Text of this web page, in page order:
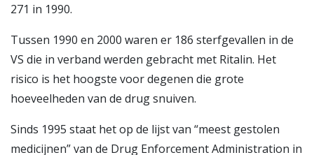
271 in 1990.
Tussen 1990 en 2000 waren er 186 sterfgevallen in de
VS die in verband werden gebracht met Ritalin. Het
risico is het hoogste voor degenen die grote
hoeveelheden van de drug snuiven.
Sinds 1995 staat het op de lijst van “meest gestolen
medicijnen” van de Drug Enforcement Administration in